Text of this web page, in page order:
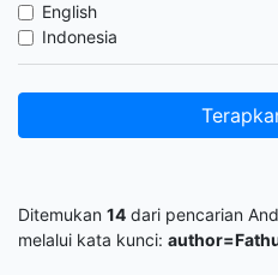
English
Indonesia
Ditemukan 14 dari pencarian
melalui kata kunci: